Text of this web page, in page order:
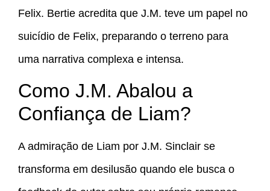
Felix. Bertie acredita que J.M. teve um papel no
suicídio de Felix, preparando o terreno para
uma narrativa complexa e intensa.
Como J.M. Abalou a
Confiança de Liam?
A admiração de Liam por J.M. Sinclair se
transforma em desilusão quando ele busca o